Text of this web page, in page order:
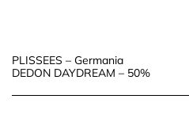
Post
navigation
PLISSEES – Germania
DEDON DAYDREAM – 50%